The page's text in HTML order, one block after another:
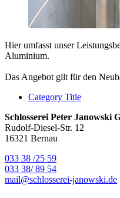
Hier umfasst unser
Aluminium.
Das Angebot gilt für den
Category Title
Schlosserei Peter Janowski
Rudolf-Diesel-Str. 12
16321 Bernau
033 38 /25 59
033 38/ 89 54
mail@schlosserei-janowski.de